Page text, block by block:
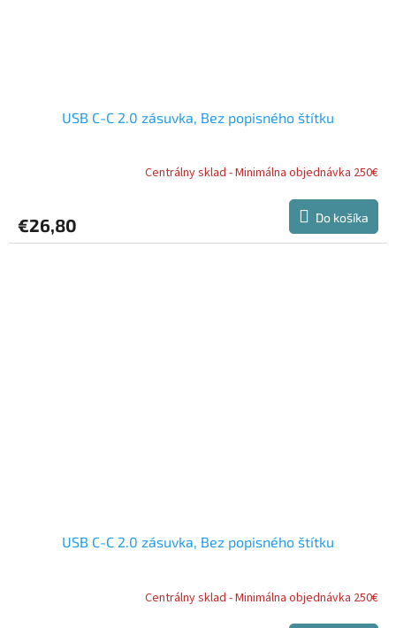
USB C-C 2.0 zásuvka, Bez popisného štítku
Centrálny sklad - Minimálna objednávka 250€
€26,80 Do košíka
USB C-C 2.0 zásuvka, Bez popisného štítku
Centrálny sklad - Minimálna objednávka 250€